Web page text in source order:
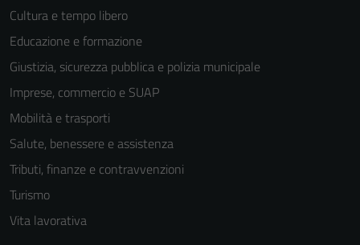
Cultura e tempo libero
Educazione e formazione
Giustizia, sicurezza pubblica e polizia municipale
Imprese, commercio e SUAP
Mobilità e trasporti
Salute, benessere e assistenza
Tributi, finanze e contravvenzioni
Turismo
Vita lavorativa